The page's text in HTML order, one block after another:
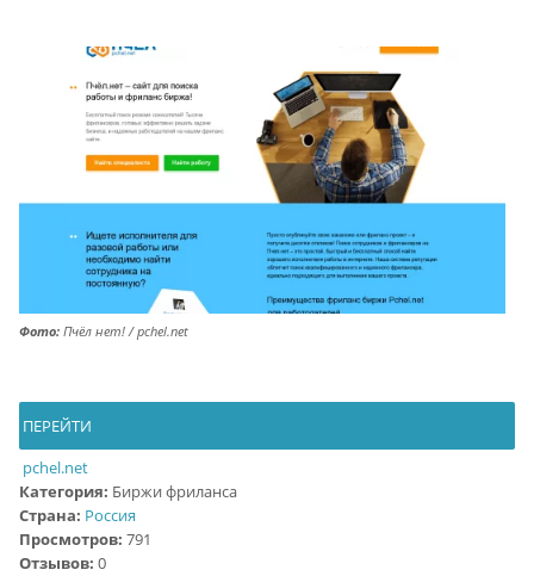
Фото:Пчёл нет! / pchel.net
ПЕРЕЙТИ
pchel.net
Категория: Биржи фриланса
Страна: Россия
Просмотров: 791
Отзывов: 0